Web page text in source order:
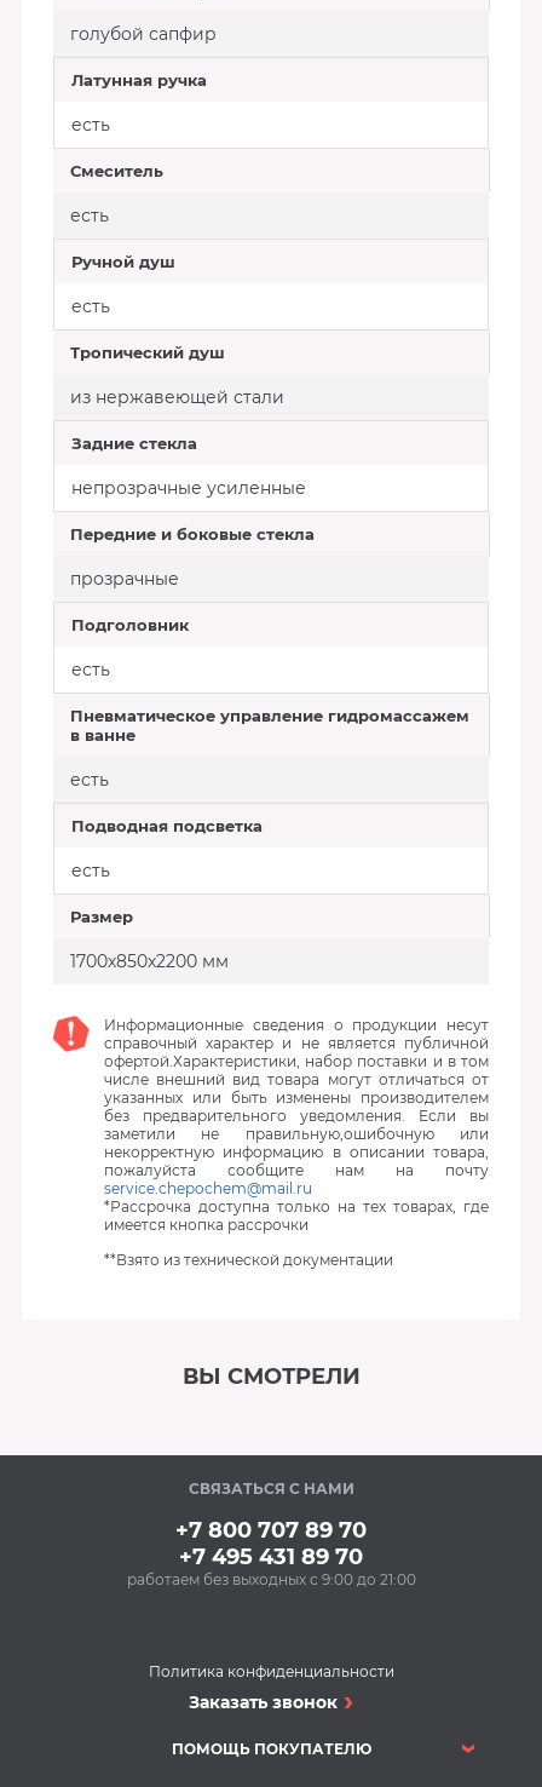
голубой сапфир
Латунная ручка
есть
Смеситель
есть
Ручной душ
есть
Тропический душ
из нержавеющей стали
Задние стекла
непрозрачные усиленные
Передние и боковые стекла
прозрачные
Подголовник
есть
Пневматическое управление гидромассажем
в ванне
есть
Подводная подсветка
есть
Размер
1700х850х2200 мм
Информационные сведения о продукции несут
справочный характер и не является публичной
офертой.Характеристики, набор поставки и в том
числе внешний вид товара могут отличаться от
указанных или быть изменены производителем
без предварительного уведомления. Если вы
заметили не правильную,ошибочную или
некорректную информацию в описании товара,
пожалуйста сообщите нам на почту
service.chepochem@mail.ru
*Рассрочка доступна только на тех товарах, где
имеется кнопка рассрочки
**Взято из технической документации
ВЫ СМОТРЕЛИ
Под заказ
СВЯЗАТЬСЯ С НАМИ
+7 800 707 89 70
+7 495 431 89 70
работаем без выходных с 9:00 до 21:00
Политика конфиденциальности
Заказать звонок
ПОМОЩЬ ПОКУПАТЕЛЮ